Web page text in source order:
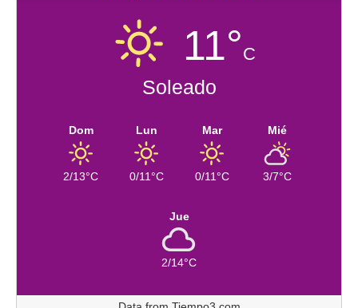
11°C
Soleado
Dom
2/13°C
Lun
0/11°C
Mar
0/11°C
Mié
3/7°C
Jue
2/14°C